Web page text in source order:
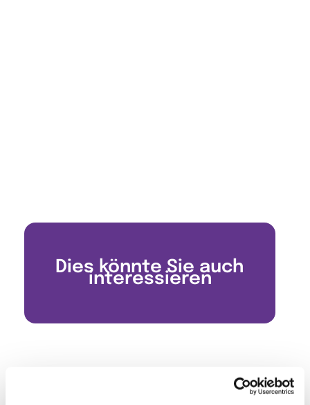
Dies könnte Sie auch
interessieren